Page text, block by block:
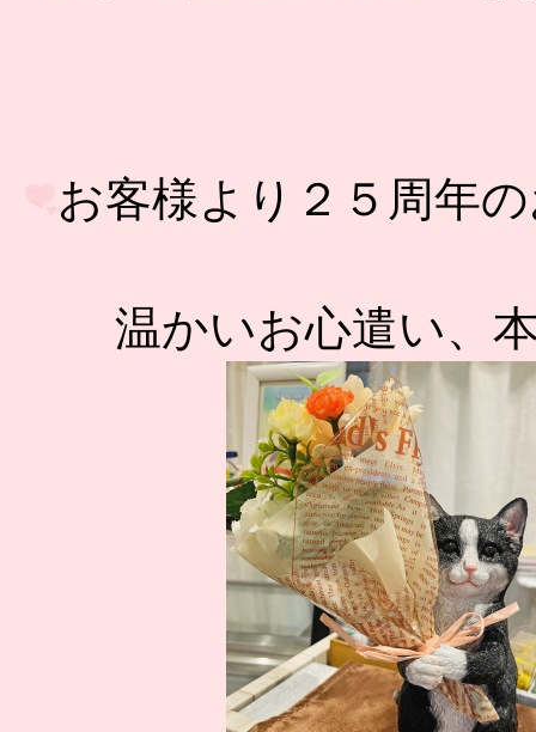
お客様より２５周年
温かいお心遣い、